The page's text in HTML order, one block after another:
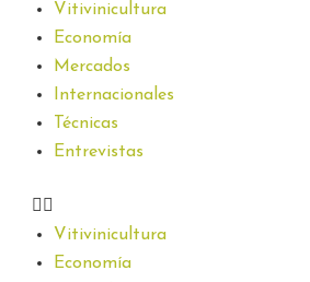
Vitivinicultura
Economía
Mercados
Internacionales
Técnicas
Entrevistas
Vitivinicultura
Economía